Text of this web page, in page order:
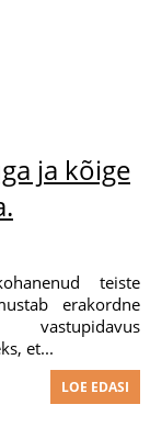
ja kõige
teiste
erakordne
vastupidavus
et...
LOE EDASI